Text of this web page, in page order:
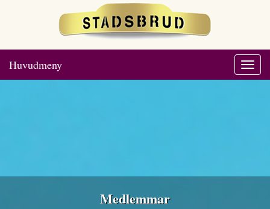
Huvudmeny
Medlemmar